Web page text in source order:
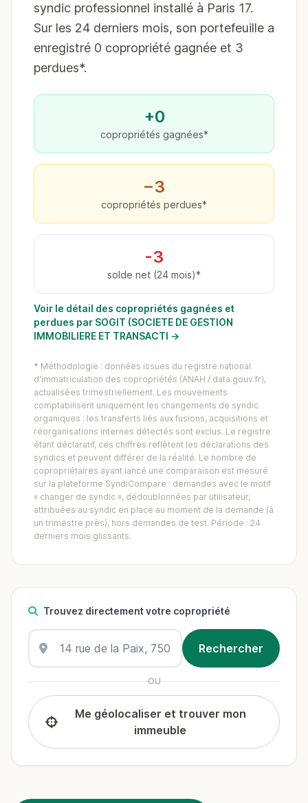
syndic professionnel installé à Paris 17.
Sur les 24 derniers mois, son portefeuille a
enregistré 0 copropriété gagnée et 3
perdues*.
+0
copropriétés gagnées*
−3
copropriétés perdues*
-3
solde net (24 mois)*
Voir le détail des copropriétés gagnées et
perdues par SOGIT (SOCIETE DE GESTION
IMMOBILIERE ET TRANSACTI →
* Méthodologie : données issues du registre national
d'immatriculation des copropriétés (ANAH / data.gouv.fr),
actualisées trimestriellement. Les mouvements
comptabilisent uniquement les changements de syndic
organiques : les transferts liés aux fusions, acquisitions et
réorganisations internes détectés sont exclus. Le registre
étant déclaratif, ces chiffres reflètent les déclarations des
syndics et peuvent différer de la réalité. Le nombre de
copropriétaires ayant lancé une comparaison est mesuré
sur la plateforme SyndiCompare : demandes avec le motif
« changer de syndic », dédoublonnées par utilisateur,
attribuées au syndic en place au moment de la demande (à
un trimestre près), hors demandes de test. Période : 24
derniers mois glissants.
Trouvez directement votre copropriété
OU
Me géolocaliser et trouver mon
immeuble